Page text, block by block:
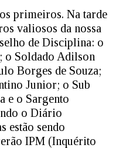
primeiros. Na tarde
valiosos da nossa
de Disciplina: o
o Soldado Adilson
Borges de Souza;
Junior; o Sub
e o Sargento
o Diário
estão sendo
IPM (Inquérito